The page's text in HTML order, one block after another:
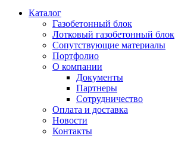
Каталог
Газобетонный блок
Лотковый газобетонный блок
Сопутствующие материалы
Портфолио
О компании
Документы
Партнеры
Сотрудничество
Оплата и доставка
Новости
Контакты